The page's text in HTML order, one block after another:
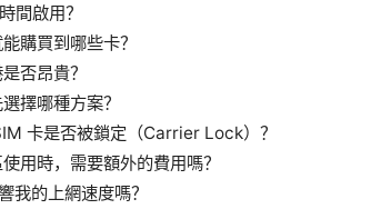
間啟用？
購買到哪些卡？
否昂貴？
擇哪種方案？
卡是否被鎖定（Carrier Lock）？
用時，需要額外的費用嗎？
我的上網速度嗎？